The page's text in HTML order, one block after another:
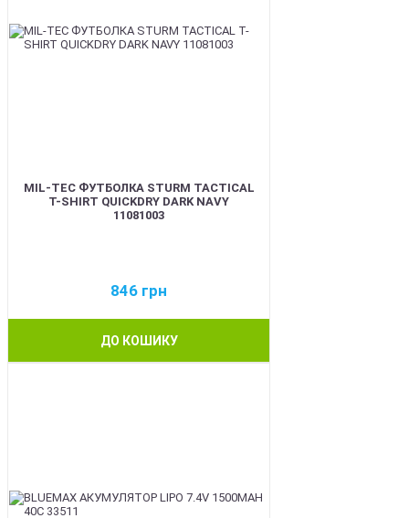
MIL-TEC ФУТБОЛКА STURM TACTICAL
T-SHIRT QUICKDRY DARK NAVY
11081003
846 грн
ДО КОШИКУ